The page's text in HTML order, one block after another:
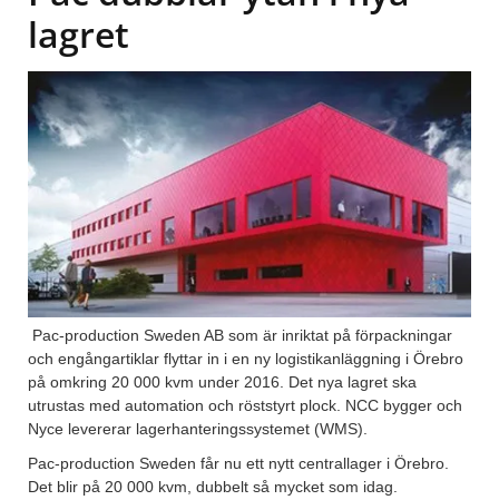
lagret
Pac-production Sweden AB som är inriktat på förpackningar
och engångartiklar flyttar in i en ny logistikanläggning i Örebro
på omkring 20 000 kvm under 2016. Det nya lagret ska
utrustas med automation och röststyrt plock. NCC bygger och
Nyce levererar lagerhanteringssystemet (WMS).
Pac-production Sweden får nu ett nytt centrallager i Örebro.
Det blir på 20 000 kvm, dubbelt så mycket som idag.